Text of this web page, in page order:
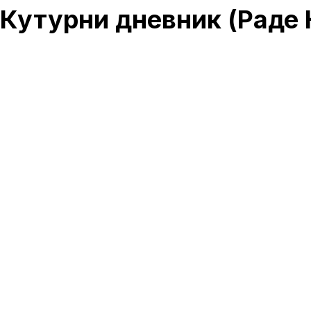
Кутурни дневник (Раде